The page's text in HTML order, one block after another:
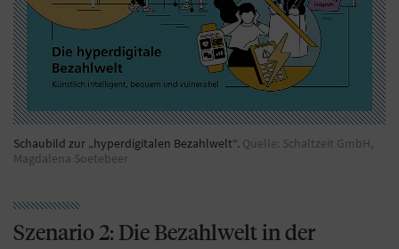
Schaubild zur „hyperdigitalen Bezahlwelt“. Quelle: Schaltzeit GmbH,
Magdalena Soetebeer
Szenario 2: Die Bezahlwelt in der